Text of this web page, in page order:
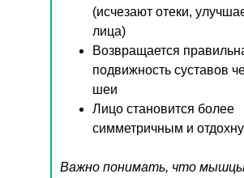
(исчезают отеки,
лица)
Возвращается
подвижность суставов
шеи
Лицо становится более
симметричным и
Важно понимать, что